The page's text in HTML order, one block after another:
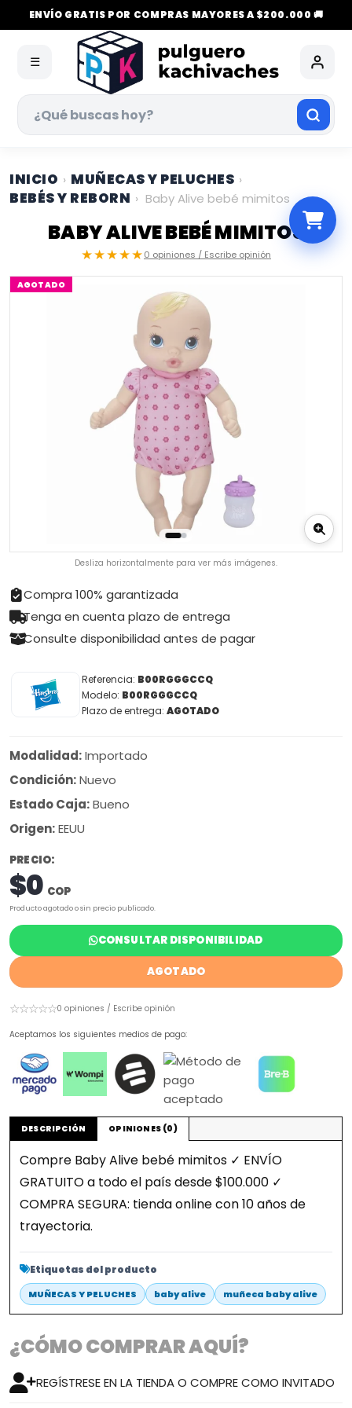
ENVÍO GRATIS POR COMPRAS MAYORES A $200.000 🚚
☰
INICIO › MUÑECAS Y PELUCHES ›
BEBÉS Y REBORN › Baby Alive bebé mimitos
BABY ALIVE BEBÉ MIMITOS
★★★★★0 opiniones / Escribe opinión
AGOTADO
Desliza horizontalmente para ver más imágenes.
Compra 100% garantizada
Tenga en cuenta plazo de entrega
Consulte disponibilidad antes de pagar
Referencia: B00RGGGCCQ
Modelo: B00RGGGCCQ
Plazo de entrega: AGOTADO
Modalidad:Importado
Condición:Nuevo
Estado Caja:Bueno
Origen:EEUU
PRECIO:
$0 COP
Producto agotado o sin precio publicado.
CONSULTAR DISPONIBILIDAD
AGOTADO
☆☆☆☆☆0 opiniones / Escribe opinión
Aceptamos los siguientes medios de pago:
DESCRIPCIÓN OPINIONES (0)
Compre Baby Alive bebé mimitos ✓ ENVÍO
GRATUITO a todo el país desde $100.000 ✓
COMPRA SEGURA: tienda online con 10 años de
trayectoria.
Etiquetas del producto
MUÑECAS Y PELUCHES baby alive muñeca baby alive
¿CÓMO COMPRAR AQUÍ?
REGÍSTRESE EN LA TIENDA O COMPRE COMO INVITADO